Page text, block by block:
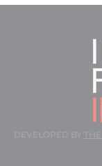
DEVELOPED BY